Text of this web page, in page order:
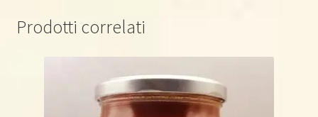
Prodotti correlati